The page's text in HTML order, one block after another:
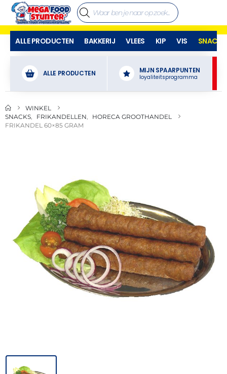
ALLE PRODUCTEN BAKKERIJ VLEES KIP VIS SNACKS
ALLE PRODUCTEN MIJN SPAARPUNTEN
loyaliteitsprogramma
WINKEL
SNACKS
FRIKANDELLEN
HORECA GROOTHANDEL
FRIKANDEL 60×85 GRAM